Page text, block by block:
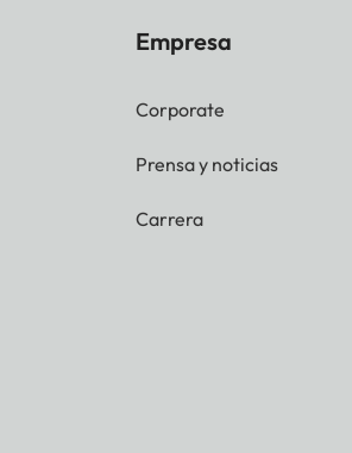
Empresa
Corporate
Prensa y noticias
Carrera